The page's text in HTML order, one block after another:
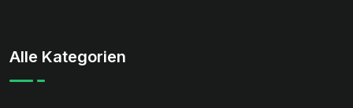
Alle Kategorien